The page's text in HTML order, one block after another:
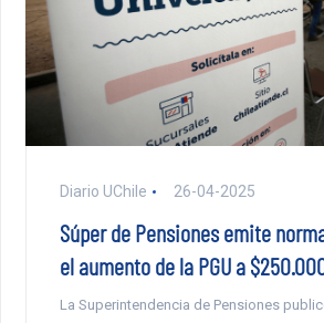
Diario UChile 26-04-2025
Súper de Pensiones emite
el aumento de la PGU a
La Superintendencia de Pensiones